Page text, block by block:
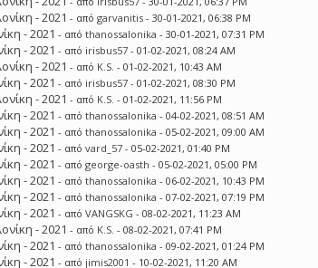
- 2021 - απόgarvanitis - 30-01-2021, 06:38 PM
- 2021 - απόthanossalonika - 30-01-2021, 07:31 PM
- 2021 - από irisbus57 - 01-02-2021, 08:24 AM
- 2021 - από K.S. - 01-02-2021, 10:43 AM
- 2021 - από irisbus57 - 01-02-2021, 08:30 PM
- 2021 - από K.S. - 01-02-2021, 11:56 PM
- 2021 - απόthanossalonika - 04-02-2021, 08:51 AM
- 2021 - απόthanossalonika - 05-02-2021, 09:00 AM
- 2021 - απόvard_57 - 05-02-2021, 01:40 PM
- 2021 - απόgeorge-oasth - 05-02-2021, 05:00 PM
- 2021 - απόthanossalonika - 06-02-2021, 10:43 PM
- 2021 - απόthanossalonika - 07-02-2021, 07:19 PM
- 2021 - απόVANGSKG - 08-02-2021, 11:23 AM
- 2021 - από K.S. - 08-02-2021, 07:41 PM
- 2021 - απόthanossalonika - 09-02-2021, 01:24 PM
- 2021 - από jimis2001 - 10-02-2021, 11:20 AM